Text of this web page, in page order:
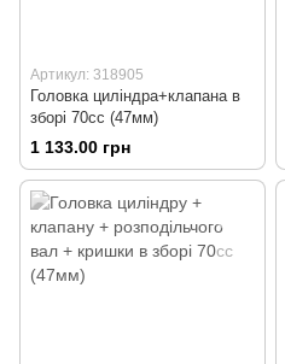
Артикул: 318905
Головка циліндра+клапана в
зборі 70сс (47мм)
1 133.00 грн